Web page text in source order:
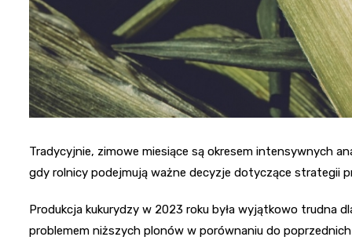
Tradycyjnie, zimowe miesiące są okresem intensywnych
gdy rolnicy podejmują ważne decyzje dotyczące strategii
Produkcja kukurydzy w 2023 roku była wyjątkowo trudna
problemem niższych plonów w porównaniu do